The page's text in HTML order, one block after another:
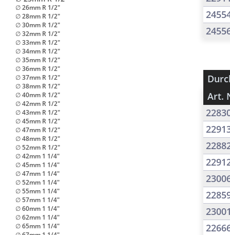
Art.
∅ 26mm R 1/2"
∅ 28mm R 1/2"
∅ 30mm R 1/2"
∅ 32mm R 1/2"
∅ 33mm R 1/2"
∅ 34mm R 1/2"
∅ 35mm R 1/2"
∅ 36mm R 1/2"
∅ 37mm R 1/2"
∅ 38mm R 1/2"
∅ 40mm R 1/2"
∅ 42mm R 1/2"
∅ 43mm R 1/2"
∅ 45mm R 1/2"
∅ 47mm R 1/2"
∅ 48mm R 1/2"
∅ 52mm R 1/2"
∅ 42mm 1 1/4"
∅ 45mm 1 1/4"
∅ 47mm 1 1/4"
∅ 52mm 1 1/4"
∅ 55mm 1 1/4"
∅ 57mm 1 1/4"
∅ 60mm 1 1/4"
∅ 62mm 1 1/4"
∅ 65mm 1 1/4"